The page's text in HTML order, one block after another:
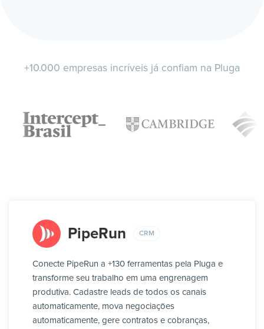
+10.000 empresas incríveis já confiam na Pluga
PipeRun CRM
Conecte PipeRun a +130 ferramentas pela Pluga e
transforme seu trabalho em uma engrenagem
produtiva. Cadastre leads de todos os canais
automaticamente, mova negociações
automaticamente, gere contratos e cobranças,